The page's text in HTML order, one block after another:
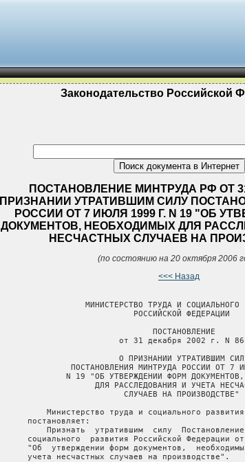
Законодательство Российской
ПОСТАНОВЛЕНИЕ МИНТРУДА РФ ОТ
ПРИЗНАНИИ УТРАТИВШИМ СИЛУ
РОССИИ ОТ 7 ИЮЛЯ 1999 Г. N 19 "ОБ
ДОКУМЕНТОВ, НЕОБХОДИМЫХ ДЛЯ
НЕСЧАСТНЫХ СЛУЧАЕВ НА
(по состоянию на 20 октября 2006
<<< Назад
МИНИСТЕРСТВО ТРУДА И СОЦИАЛЬНОГО
                         РОССИЙСКОЙ ФЕДЕРАЦИИ
                             ПОСТАНОВЛЕНИЕ
                      от 31 декабря 2002 г. N 86
О ПРИЗНАНИИ УТРАТИВШИМ
ПОСТАНОВЛЕНИЯ МИНТРУДА РОССИИ ОТ 7
N 19 "ОБ УТВЕРЖДЕНИИ ФОРМ
ДЛЯ РАССЛЕДОВАНИЯ И УЧЕТА
                       СЛУЧАЕВ НА ПРОИЗВОДСТВЕ"
Министерство труда и социального
   постановляет:
Признать  утратившим  силу
социального  развития Российской Федерации
"Об  утверждении форм документов,
   учета несчастных случаев на производстве".